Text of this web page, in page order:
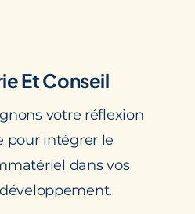
Et Conseil
votre réflexion
pour intégrer le
dans vos